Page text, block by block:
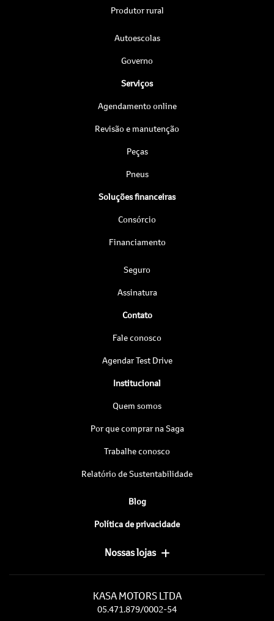
Produtor rural
Autoescolas
Governo
Serviços
Agendamento online
Revisão e manutenção
Peças
Pneus
Soluções financeiras
Consórcio
Financiamento
Seguro
Assinatura
Contato
Fale conosco
Agendar Test Drive
Institucional
Quem somos
Por que comprar na Saga
Trabalhe conosco
Relatório de Sustentabilidade
Blog
Política de privacidade
Nossas lojas
KASA MOTORS LTDA
05.471.879/0002-54